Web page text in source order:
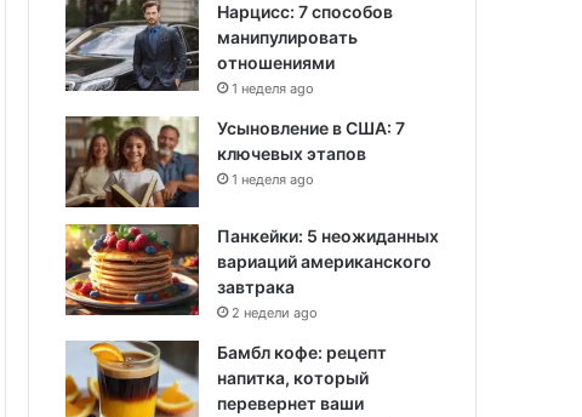
Нарцисс: 7 способов
манипулировать
отношениями
1 неделя ago
Усыновление в США: 7
ключевых этапов
1 неделя ago
Панкейки: 5 неожиданных
вариаций американского
завтрака
2 недели ago
Бамбл кофе: рецепт
напитка, который
перевернет ваши